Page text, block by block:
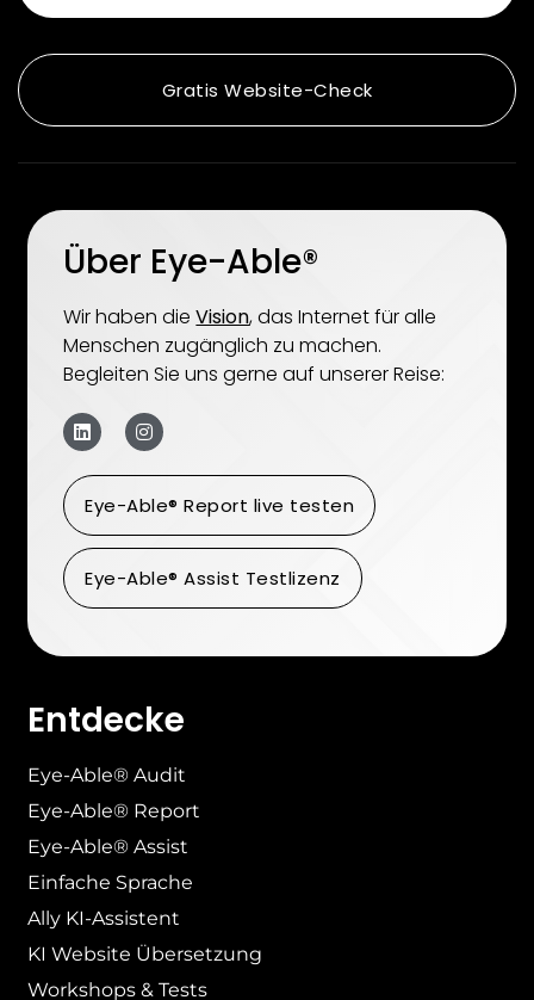
Gratis Website-Check
Über Eye-Able®
Wir haben dieVision, das Internet für alle
Menschen zugänglich zu machen.
Begleiten Sie uns gerne auf unserer Reise:
Eye-Able® Report live testen
Eye-Able® Assist Testlizenz
Entdecke
Eye-Able® Audit
Eye-Able® Report
Eye-Able® Assist
Einfache Sprache
Ally KI-Assistent
KI Website Übersetzung
Workshops & Tests